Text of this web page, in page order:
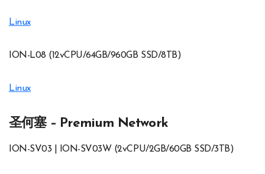
Linux
ION-L08 (12vCPU/64GB/960GB SSD/8TB)
Linux
圣何塞 – Premium Network
ION-SV03 | ION-SV03W (2vCPU/2GB/60GB SSD/3TB)